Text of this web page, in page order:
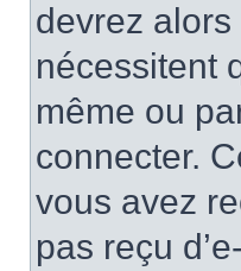
devrez
nécessitent
même ou
connecter.
vous avez
pas reçu